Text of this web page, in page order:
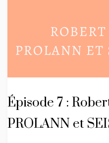
Épisode 7 :
PROLANN et